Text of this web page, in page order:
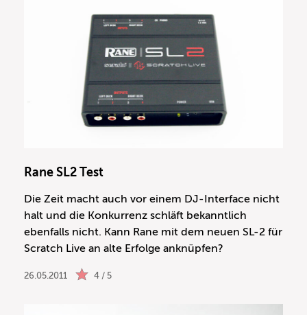
Rane SL2 Test
Die Zeit macht auch vor einem DJ-Interface nicht
halt und die Konkurrenz schläft bekanntlich
ebenfalls nicht. Kann Rane mit dem neuen SL-2 für
Scratch Live an alte Erfolge anknüpfen?
26.05.2011 4 / 5